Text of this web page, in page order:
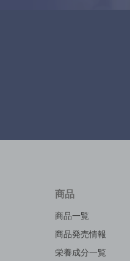
商品
商品一覧
商品発売情報
栄養成分一覧